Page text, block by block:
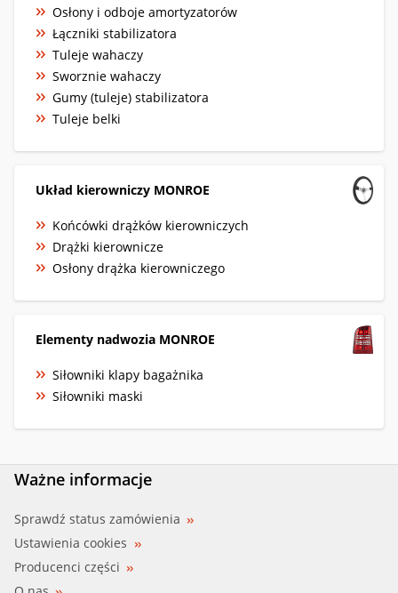
Osłony i odboje amortyzatorów
Łączniki stabilizatora
Tuleje wahaczy
Sworznie wahaczy
Gumy (tuleje) stabilizatora
Tuleje belki
Układ kierowniczy MONROE
Końcówki drążków kierowniczych
Drążki kierownicze
Osłony drążka kierowniczego
Elementy nadwozia MONROE
Siłowniki klapy bagażnika
Siłowniki maski
Ważne informacje
Sprawdź status zamówienia
Ustawienia cookies
Producenci części